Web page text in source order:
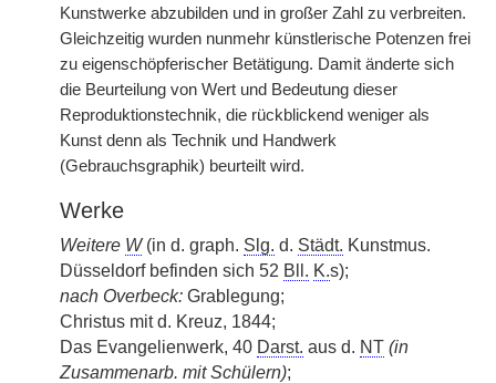
Kunstwerke abzubilden und in großer Zahl zu verbreiten.
Gleichzeitig wurden nunmehr künstlerische Potenzen frei
zu eigenschöpferischer Betätigung. Damit änderte sich
die Beurteilung von Wert und Bedeutung dieser
Reproduktionstechnik, die rückblickend weniger als
Kunst denn als Technik und Handwerk
(Gebrauchsgraphik) beurteilt wird.
Werke
Weitere W(in d. graph. Slg. d. Städt. Kunstmus.
Düsseldorf befinden sich 52 Bll. K.s);
nach Overbeck: Grablegung;
Christus mit d. Kreuz, 1844;
Das Evangelienwerk, 40 Darst. aus d. NT (in
Zusammenarb. mit Schülern);